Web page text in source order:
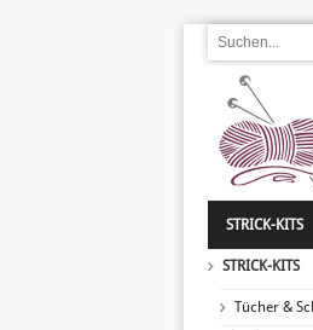
STRICK-KITS
STRICK-KITS
Tücher &